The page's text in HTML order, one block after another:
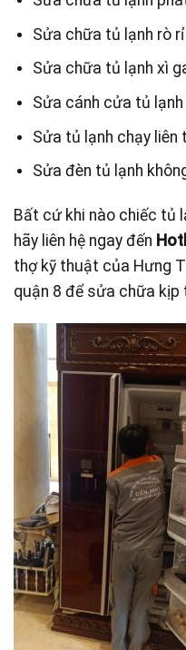
Sửa chữa tủ lạnh rò
Sửa chữa tủ lạnh xì
Sửa cánh cửa tủ
Sửa tủ lạnh chạy liên
Sửa đèn tủ lạnh
Bất cứ khi nào chiếc tủ
hãy liên hệ ngay đến
thợ kỹ thuật của Hưng
quận 8 để sửa chữa kịp